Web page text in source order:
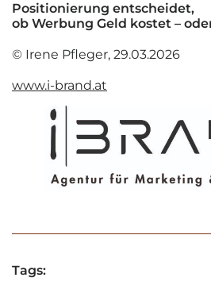
Positionierung entscheidet,
ob Werbung Geld kostet –
© Irene Pfleger, 29.03.2026
www.i-brand.at
Tags: